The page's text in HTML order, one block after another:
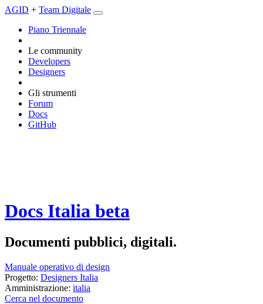
AGID + Team Digitale
Piano Triennale
Le community
Developers
Designers
Gli strumenti
Forum
Docs
GitHub
Docs Italia beta
Documenti pubblici, digitali.
Manuale operativo di design
Progetto: Designers Italia
Amministrazione: italia
Cerca nel documento